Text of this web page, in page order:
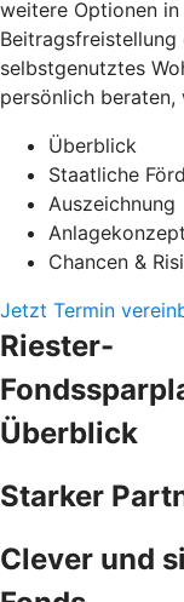
weitere Optionen
selbstgenutztes
persönlich
Überblick
Staatliche
Auszeichnung
Anlagekonzept
Chancen &
Jetzt Termin
Riester-
Überblick
Starker
Clever und